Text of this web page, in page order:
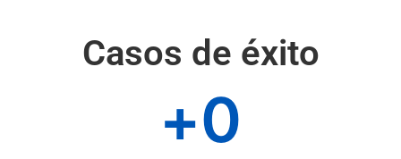
Casos de éxito
+0